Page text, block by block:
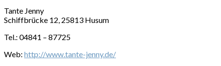
Tante Jenny
Schiffbrücke 12, 25813 Husum
Tel.: 04841 – 87725
Web: http://www.tante-jenny.de/